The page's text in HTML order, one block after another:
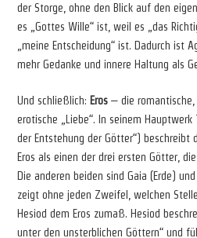
der Storge, ohne den Blick auf den
es „Gottes Wille“ ist, weil es „das
„meine Entscheidung“ ist. Dadurch ist
mehr Gedanke und innere Haltung als
Und schließlich: Eros– die romantische,
erotische „Liebe“. In seinem
der Entstehung der Götter“) beschreibt
Eros als einen der drei ersten Götter,
Die anderen beiden sind Gaia (Erde)
zeigt ohne jeden Zweifel, welchen
Hesiod dem Eros zumaß. Hesiod
unter den unsterblichen Göttern“ und